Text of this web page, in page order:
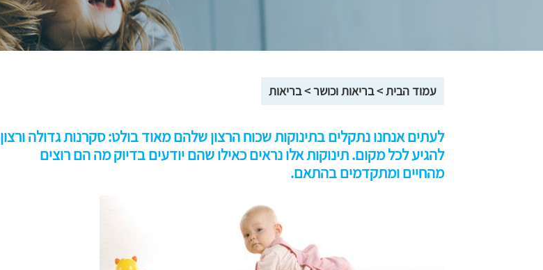
עמוד הבית>בריאות וכושר>בריאות
לעתים אנחנו נתקלים בתינוקות שכוח הרצון שלהם מאוד בולט: סקרנות גדולה ורצון
להגיע לכל מקום. תינוקות אלו נראים כאילו שהם יודעים בדיוק מה הם רוצים
מהחיים ומתקדמים בהתאם.